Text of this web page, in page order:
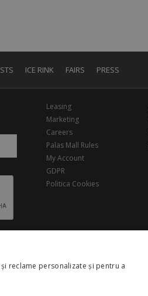
ICE RINK FAIRS PRESS
Leasing
Marketing
Careers
Palas Mall Rules
My Account
GDPR
Politica Cookies
Palas Mall. All rights reserved.
reclame personalizate și pentru a